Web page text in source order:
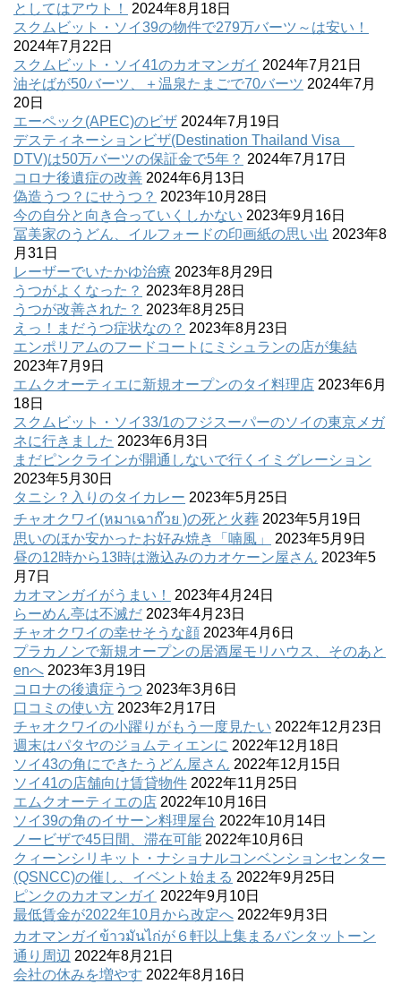
としてはアウト！
2024年8月18日
スクムビット・ソイ39の物件で279万バーツ～は安い！
2024年7月22日
スクムビット・ソイ41のカオマンガイ 2024年7月21日
油そばが50バーツ、＋温泉たまごで70バーツ 2024年7月
20日
エーペック(APEC)のビザ 2024年7月19日
デスティネーションビザ(Destination Thailand Visa
DTV)は50万バーツの保証金で5年？ 2024年7月17日
コロナ後遺症の改善 2024年6月13日
偽造うつ？にせうつ？ 2023年10月28日
今の自分と向き合っていくしかない 2023年9月16日
冨美家のうどん、イルフォードの印画紙の思い出 2023年8
月31日
レーザーでいたかゆ治療 2023年8月29日
うつがよくなった？ 2023年8月28日
うつが改善された？ 2023年8月25日
えっ！まだうつ症状なの？ 2023年8月23日
エンポリアムのフードコートにミシュランの店が集結
2023年7月9日
エムクオーティエに新規オープンのタイ料理店 2023年6月
18日
スクムビット・ソイ33/1のフジスーパーのソイの東京メガ
ネに行きました 2023年6月3日
まだピンクラインが開通しないで行くイミグレーション
2023年5月30日
タニシ？入りのタイカレー 2023年5月25日
チャオクワイ(หมาเฉาก๊วย )の死と火葬 2023年5月19日
思いのほか安かったお好み焼き「喃風」
2023年5月9日
昼の12時から13時は激込みのカオケーン屋さん 2023年5
月7日
カオマンガイがうまい！
2023年4月24日
らーめん亭は不滅だ 2023年4月23日
チャオクワイの幸せそうな顔 2023年4月6日
プラカノンで新規オープンの居酒屋モリハウス、そのあと
enへ 2023年3月19日
コロナの後遺症うつ 2023年3月6日
口コミの使い方 2023年2月17日
チャオクワイの小躍りがもう一度見たい 2022年12月23日
週末はパタヤのジョムティエンに 2022年12月18日
ソイ43の角にできたうどん屋さん 2022年12月15日
ソイ41の店舗向け賃貸物件 2022年11月25日
エムクオーティエの店 2022年10月16日
ソイ39の角のイサーン料理屋台 2022年10月14日
ノービザで45日間、滞在可能 2022年10月6日
クィーンシリキット・ナショナルコンベンションセンター
(QSNCC)の催し、イベント始まる 2022年9月25日
ピンクのカオマンガイ 2022年9月10日
最低賃金が2022年10月から改定へ 2022年9月3日
カオマンガイข้าวมันไก่が６軒以上集まるバンタットーン
通り周辺 2022年8月21日
会社の休みを増やす 2022年8月16日